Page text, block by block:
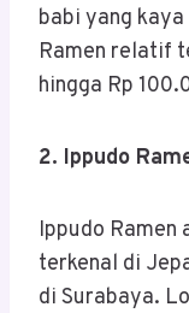
babi yang
Ramen relatif
hingga Rp
2. Ippudo
Ippudo Ramen
terkenal di
di Surabaya.